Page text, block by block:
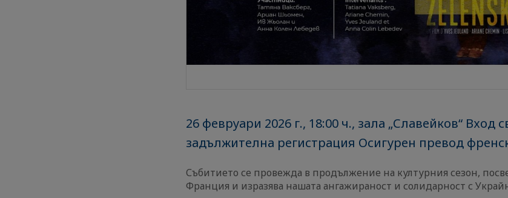
26 февруари 2026 г., 18:00 ч., зала „Славейков“ Вход
задължителна регистрация Осигурен превод
Събитието се провежда в продължение на културния сезон,
Франция и изразява нашата ангажираност и солидарност с